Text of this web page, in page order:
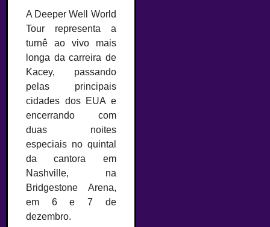
A Deeper Well World
Tour representa a
turnê ao vivo mais
longa da carreira de
Kacey, passando
pelas principais
cidades dos EUA e
encerrando com
duas noites
especiais no quintal
da cantora em
Nashville, na
Bridgestone Arena,
em 6 e 7 de
dezembro.